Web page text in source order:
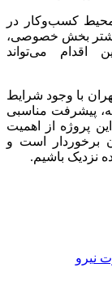
کسب‌وکار در
بخش خصوصی،
اقدام می‌تواند
با وجود شرایط
پیشرفت مناسبی
پروژه از اهمیت
برخوردار است و
نزدیک باشیم.
نیرو